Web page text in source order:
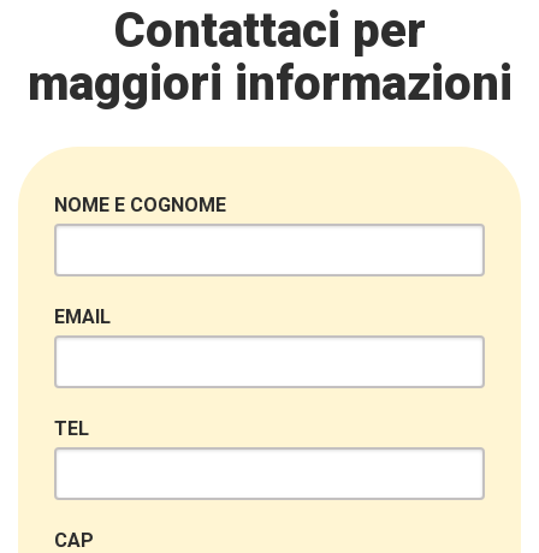
Contattaci per
maggiori informazioni
NOME E COGNOME
EMAIL
TEL
CAP